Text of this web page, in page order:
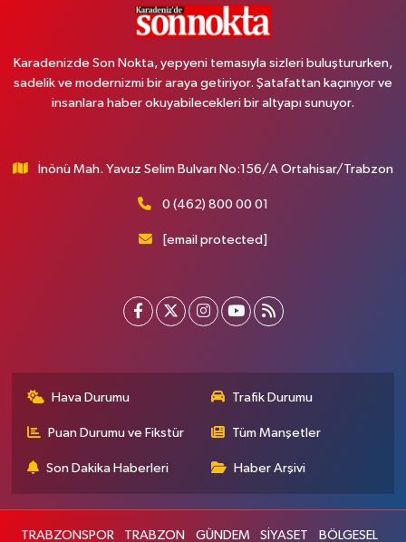
Karadenizde Son Nokta, yepyeni temasıyla sizleri buluştururken,
sadelik ve modernizmi bir araya getiriyor. Şatafattan kaçınıyor ve
insanlara haber okuyabilecekleri bir altyapı sunuyor.
İnönü Mah. Yavuz Selim Bulvarı No:156/A Ortahisar/Trabzon
0 (462) 800 00 01
[email protected]
Hava Durumu Trafik Durumu
Puan Durumu ve Fikstür Tüm Manşetler
Son Dakika Haberleri Haber Arşivi
TRABZONSPOR TRABZON GÜNDEM SİYASET BÖLGESEL